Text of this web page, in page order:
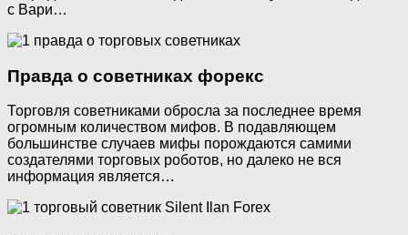
с Вари…
Правда о советниках форекс
Торговля советниками обросла за последнее время
огромным количеством мифов. В подавляющем
большинстве случаев мифы порождаются самими
создателями торговых роботов, но далеко не вся
информация является…